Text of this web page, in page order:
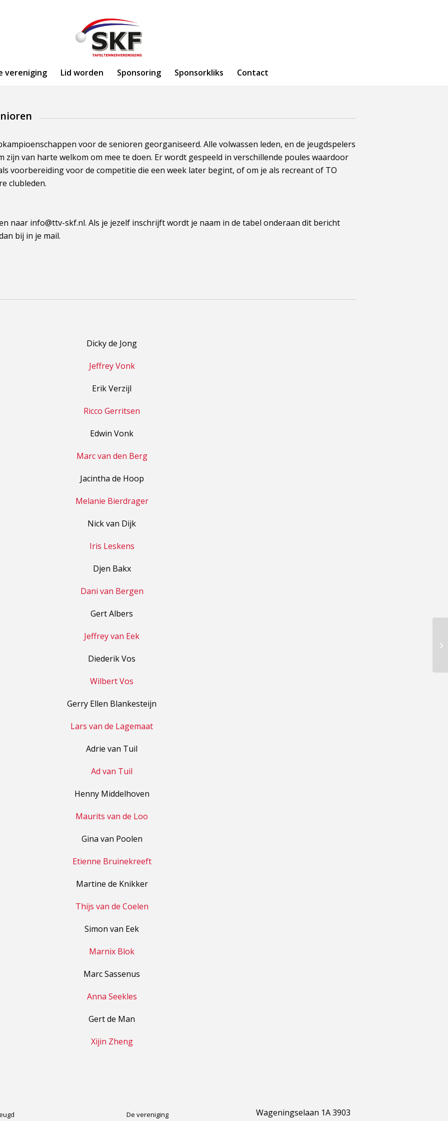
vereniging Lid worden Sponsoring Sponsorkliks Contact
voor de senioren georganiseerd. Alle volwassen leden, en de jeugdspelers
zijn van harte welkom om mee te doen. Er wordt gespeeld in verschillende poules waardoor
voorbereiding voor de competitie die een week later begint, of om je als recreant of TO
clubleden.
naar info@ttv-skf.nl. Als je jezelf inschrijft wordt je naam in de tabel onderaan dit bericht
bij in je mail.
Dicky de Jong
Jeffrey Vonk
Erik Verzijl
Ricco Gerritsen
Edwin Vonk
Marc van den Berg
Jacintha de Hoop
Melanie Bierdrager
Nick van Dijk
Iris Leskens
Djen Bakx
Dani van Bergen
Gert Albers
Jeffrey van Eek
Diederik Vos
Wilbert Vos
Gerry Ellen Blankesteijn
Lars van de Lagemaat
Adrie van Tuil
Ad van Tuil
Henny Middelhoven
Maurits van de Loo
Gina van Poolen
Etienne Bruinekreeft
Martine de Knikker
Thijs van de Coelen
Simon van Eek
Marnix Blok
Marc Sassenus
Anna Seekles
Gert de Man
Xijin Zheng
De vereniging
Wageningselaan 1A 3903